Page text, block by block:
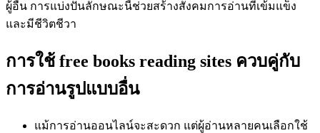
ผู้อื่น การแบ่งปันลักษณะนี้ช่วยสร้างสังคมการอ่านที่เข้มแข็ง
และมีชีวิตชีวา
การใช้ free books reading sites ควบคู่กับ
การอ่านรูปแบบอื่น
แม้การอ่านออนไลน์จะสะดวก แต่ผู้อ่านหลายคนเลือกใช้